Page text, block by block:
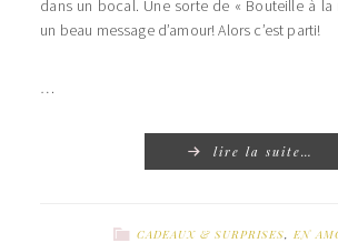
dans un bocal. Une sorte de « Bouteille à
un beau message d’amour! Alors c’est parti!
…
lire la suite…
CADEAUX & SURPRISES EN